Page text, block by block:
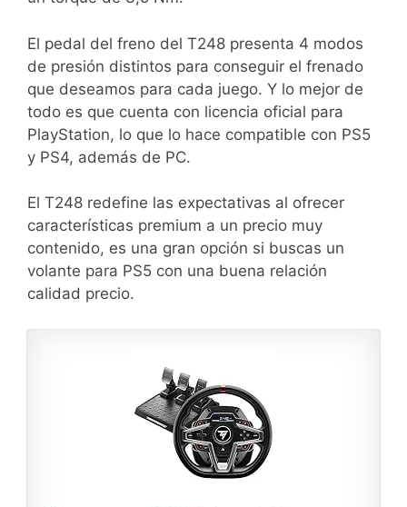
El pedal del freno del T248 presenta 4 modos
de presión distintos para conseguir el frenado
que deseamos para cada juego. Y lo mejor de
todo es que cuenta con licencia oficial para
PlayStation, lo que lo hace compatible con PS5
y PS4, además de PC.
El T248 redefine las expectativas al ofrecer
características premium a un precio muy
contenido, es una gran opción si buscas un
volante para PS5 con una buena relación
calidad precio.